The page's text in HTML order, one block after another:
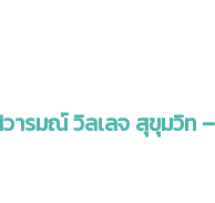
ารมณ์ วิลเลจ สุขุมวิท